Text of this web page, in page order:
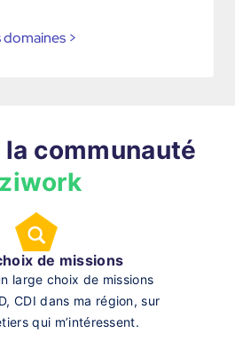
domaines >
communauté
de missions
large choix de missions
CDI dans ma région, sur
qui m’intéressent.